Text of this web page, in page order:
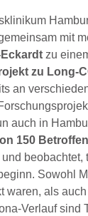
mit
zu
zu Long-
an
auch in
150
beobachtet,
Sowohl
waren, als
Verlauf sind